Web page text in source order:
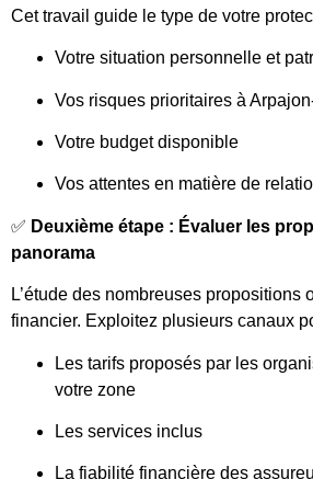
Cet travail guide le type de votre
Votre situation personnelle et
Vos risques prioritaires à
Votre budget disponible
Vos attentes en matière de
✅ Deuxième étape : Évaluer les
panorama
L’étude des nombreuses propositions
financier. Exploitez plusieurs canaux
Les tarifs proposés par les
votre zone
Les services inclus
La fiabilité financière des